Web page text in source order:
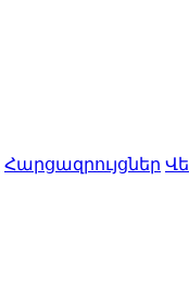
Հարցազրույցներ